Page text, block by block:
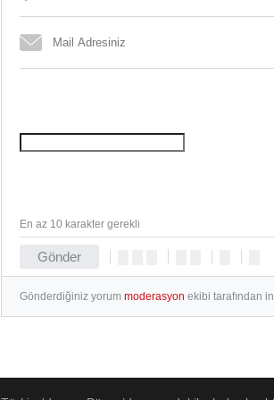
Gönder
En az 10 karakter gerekli
Gönderdiğiniz yorum moderasyon ekibi tarafından